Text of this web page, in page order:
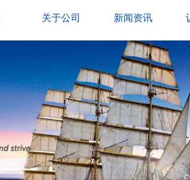
关于公司 新闻资讯